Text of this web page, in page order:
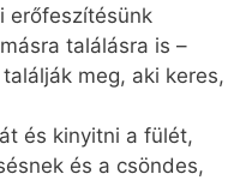
erőfeszítésünk
találásra is –
meg, aki keres,
és kinyitni a fülét,
és a csöndes,